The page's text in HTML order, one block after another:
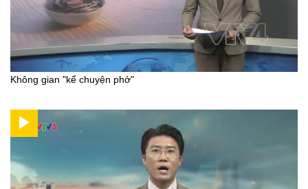
Không gian "kể chuyện phở"